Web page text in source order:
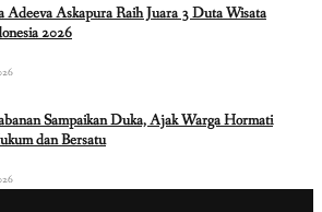
Adeeva Askapura Raih Juara 3 Duta Wisata
2026
Sampaikan Duka, Ajak Warga Hormati
dan Bersatu